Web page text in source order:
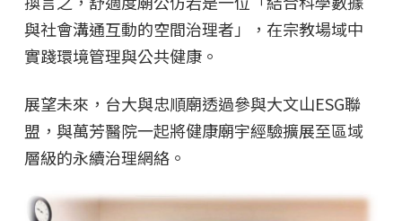
與社會溝通互動的空間治理者」，在宗教場域中
實踐環境管理與公共健康。
展望未來，台大與忠順廟透過參與大文山ESG聯
盟，與萬芳醫院一起將健康廟宇經驗擴展至區域
層級的永續治理網絡。